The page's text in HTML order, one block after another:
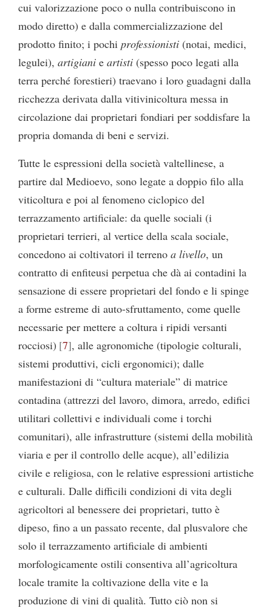
cui valorizzazione poco o nulla contribuiscono in
modo diretto) e dalla commercializzazione del
prodotto finito; i pochi professionisti (notai, medici,
legulei), artigiani e artisti (spesso poco legati alla
terra perché forestieri) traevano i loro guadagni dalla
ricchezza derivata dalla vitivinicoltura messa in
circolazione dai proprietari fondiari per soddisfare la
propria domanda di beni e servizi.
Tutte le espressioni della società valtellinese, a
partire dal Medioevo, sono legate a doppio filo alla
viticoltura e poi al fenomeno ciclopico del
terrazzamento artificiale: da quelle sociali (i
proprietari terrieri, al vertice della scala sociale,
concedono ai coltivatori il terreno a livello, un
contratto di enfiteusi perpetua che dà ai contadini la
sensazione di essere proprietari del fondo e li spinge
a forme estreme di auto-sfruttamento, come quelle
necessarie per mettere a coltura i ripidi versanti
rocciosi) 7 , alle agronomiche (tipologie colturali,
sistemi produttivi, cicli ergonomici); dalle
manifestazioni di “cultura materiale” di matrice
contadina (attrezzi del lavoro, dimora, arredo, edifici
utilitari collettivi e individuali come i torchi
comunitari), alle infrastrutture (sistemi della mobilità
viaria e per il controllo delle acque), all’edilizia
civile e religiosa, con le relative espressioni artistiche
e culturali. Dalle difficili condizioni di vita degli
agricoltori al benessere dei proprietari, tutto è
dipeso, fino a un passato recente, dal plusvalore che
solo il terrazzamento artificiale di ambienti
morfologicamente ostili consentiva all’agricoltura
locale tramite la coltivazione della vite e la
produzione di vini di qualità. Tutto ciò non si